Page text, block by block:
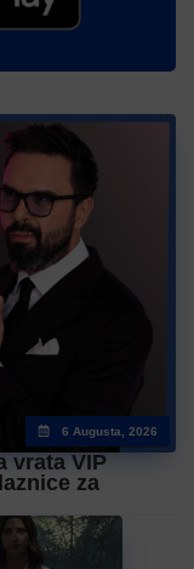
6 Augusta, 2026
vrata VIP
za